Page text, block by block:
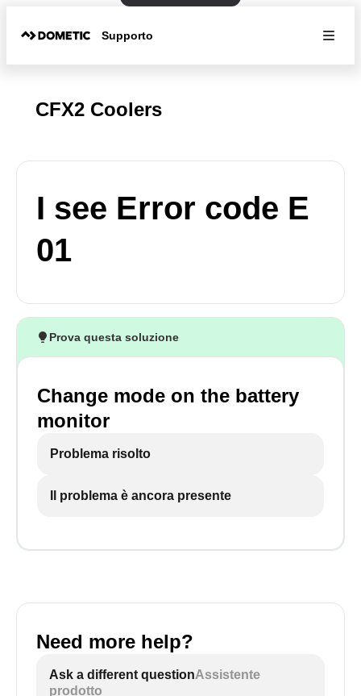
Supporto
CFX2 Coolers
I see Error code E
01
Prova questa soluzione
Change mode on the battery
monitor
Problema risolto
Il problema è ancora presente
Need more help?
Ask a different questionAssistente
prodotto